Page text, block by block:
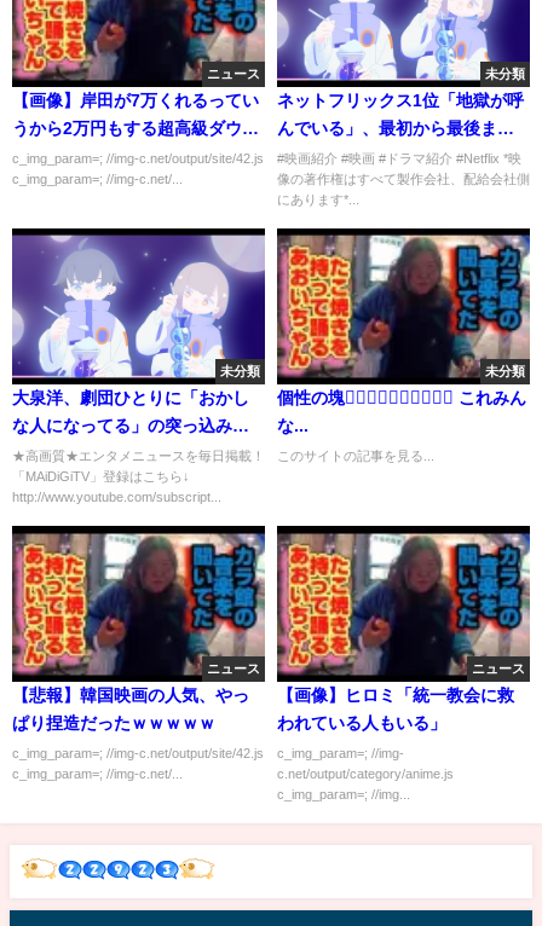
ニュース
【画像】岸田が7万くれるってい
うから2万円もする超高級ダウン
買っちゃったんだがｗｗｗｗｗ
c_img_param=; //img-c.net/output/site/42.js
c_img_param=; //img-c.net/...
未分類
ネットフリックス1位「地獄が呼
んでいる」、最初から最後まで
60分内に一気に見よう 【ネタバ
レあり】
#映画紹介 #映画 #ドラマ紹介 #Netflix *映
像の著作権はすべて製作会社、配給会社側
にあります*...
未分類
大泉洋、劇団ひとりに「おかし
な人になってる」の突っ込み
深見千三郎に憧れすぎて
★高画質★エンタメニュースを毎日掲載！
「MAiDiGiTV」登録はこちら↓
http://www.youtube.com/subscript...
未分類
個性の塊🙎‍♀️🙎‍♀️🙎‍♀️🙎‍♀️🙎‍♀️ これみん
な...
このサイトの記事を見る...
ニュース
【悲報】韓国映画の人気、やっ
ぱり捏造だったｗｗｗｗｗ
c_img_param=; //img-c.net/output/site/42.js
c_img_param=; //img-c.net/...
ニュース
【画像】ヒロミ「統一教会に救
われている人もいる」
c_img_param=; //img-
c.net/output/category/anime.js
c_img_param=; //img...